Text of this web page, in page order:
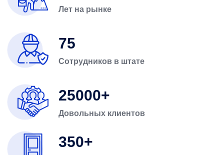
Лет на рынке
75
Сотрудников в штате
25000
Довольных клиентов
350